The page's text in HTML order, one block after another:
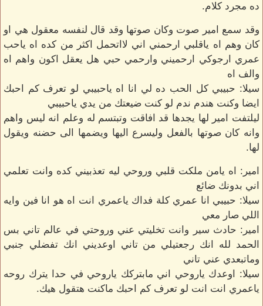
ده مجرد كلام.
وقد سمع امير صوت وكان صوتها وقد قال لنفسه معقول هي او
كان وهم اه ياقلبي ارحمني اني لااتحمل اكثر من كده اه ياحب
عمري ارجوكي ارحميني وارحمي حبي هل يعقل اكون واهم اه
والف اه
سيلا: حبيبي كل الحب ده لي انا اه ياحبيبي لو تعرف كم احبك
ايضا وكنت هندم ندم لو كنت ضيعتك من يدي ياحبيبي
ليلتفت امير لها يجدها قد افاقت وتبتسم له وعلم انه ليس واهم
وانه كان صوتها بالفعل وليسرع اليها ويضمها الى حضنه ويقول
لها.
امير: اه يامن ملكت قلبي وروحي ليه تعذبيني كده وانت تعلمي
اني بدونك ضائع
سيلا: حبيبي انا عمري كلة فداك ياعمري انت اه هو انا فين وايه
اللي صار معي
امير: حادث سير وانت تخليتي عني وروحتي في عالم تاني بس
الحمد لله انك رجعتيلي من تاني اوعديني انك تفضلي جنبي
وماتبعدي عني تاني
سيلا: اوعدك ياروحي اني مابتركك ياروحي في حدا يترك روحه
ياعمري انت انت لو تعرف كم احبك ماكنت هتقول هيك.